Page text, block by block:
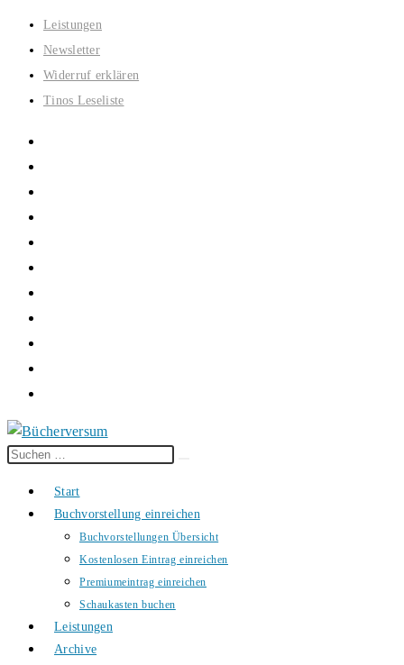
Zum
Inhalt
springen
Leistungen
Newsletter
Widerruf erklären
Tinos Leseliste
Diese
durchsuchen
Start
Buchvorstellung einreichen
Buchvorstellungen Übersicht
Kostenlosen Eintrag einreichen
Premiumeintrag einreichen
Schaukasten buchen
Leistungen
Archive